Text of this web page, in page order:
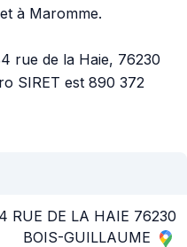
à Maromme.
rue de la Haie, 76230
SIRET est 890 372
RUE DE LA HAIE 76230
BOIS-GUILLAUME